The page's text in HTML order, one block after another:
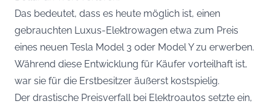
Das bedeutet, dass es heute möglich ist, einen
gebrauchten Luxus-Elektrowagen etwa zum Preis
eines neuen Tesla Model 3 oder Model Y zu erwerben.
Während diese Entwicklung für Käufer vorteilhaft ist,
war sie für die Erstbesitzer äußerst kostspielig.
Der drastische Preisverfall bei Elektroautos setzte ein,